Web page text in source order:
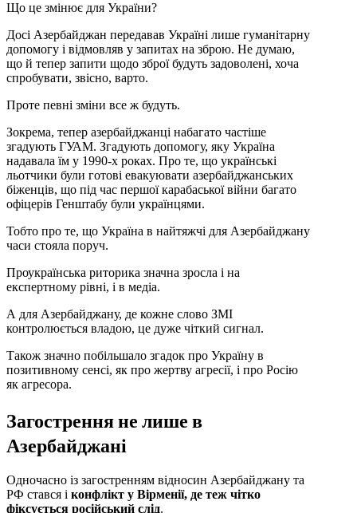
Що це змінює для України?
Досі Азербайджан передавав Україні лише гуманітарну
допомогу і відмовляв у запитах на зброю. Не думаю,
що й тепер запити щодо зброї будуть задоволені, хоча
спробувати, звісно, варто.
Проте певні зміни все ж будуть.
Зокрема, тепер азербайджанці набагато частіше
згадують ГУАМ. Згадують допомогу, яку Україна
надавала їм у 1990-х роках. Про те, що українські
льотчики були готові евакуювати азербайджанських
біженців, що під час першої карабаської війни багато
офіцерів Генштабу були українцями.
Тобто про те, що Україна в найтяжчі для Азербайджану
часи стояла поруч.
Проукраїнська риторика значна зросла і на
експертному рівні, і в медіа.
А для Азербайджану, де кожне слово ЗМІ
контролюється владою, це дуже чіткий сигнал.
Також значно побільшало згадок про Україну в
позитивному сенсі, як про жертву агресії, і про Росію
як агресора.
Загострення не лише в
Азербайджані
Одночасно із загостренням відносин Азербайджану та
РФ стався і конфлікт у Вірменії, де теж чітко
фіксується російський слід.